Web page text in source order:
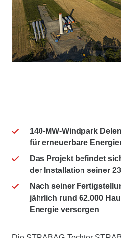
140-MW-Windpark
für erneuerbare
Das Projekt befindet
der Installation seiner
Nach seiner
jährlich rund 62.000
Energie versorgen